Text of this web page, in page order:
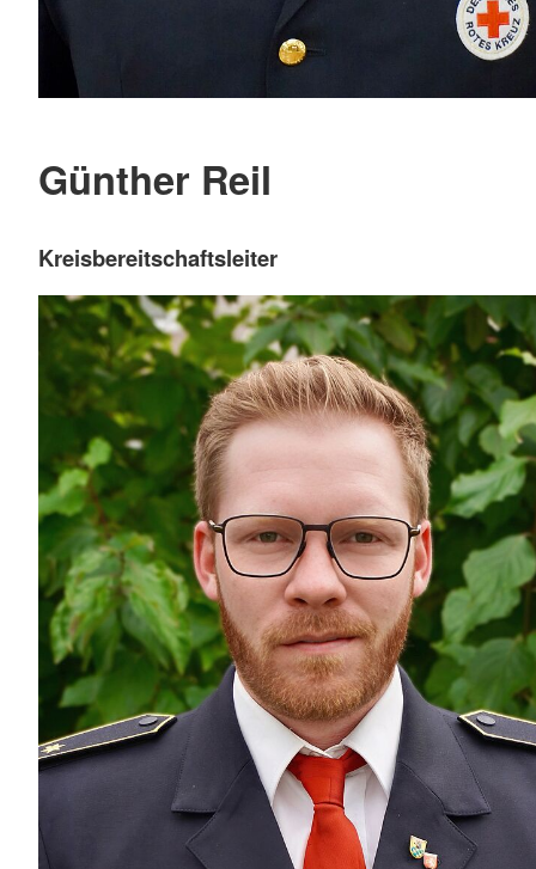
Günther Reil
Kreisbereitschaftsleiter